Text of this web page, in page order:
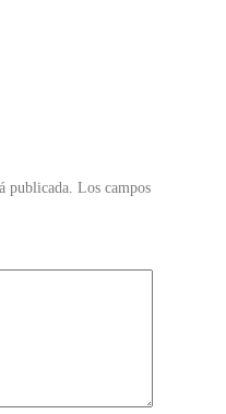
publicada. Los campos